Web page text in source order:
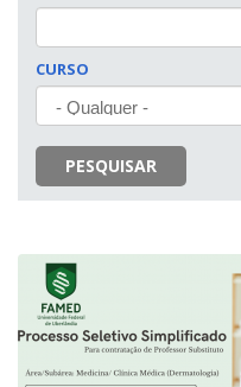
CURSO
PESQUISAR